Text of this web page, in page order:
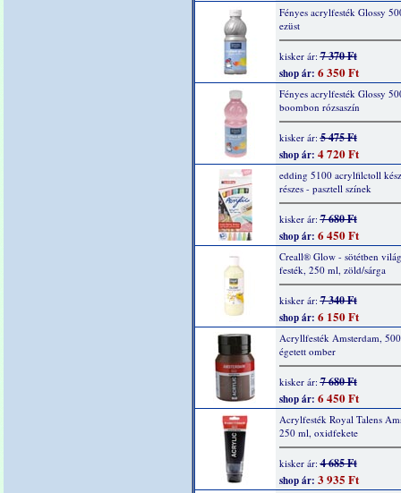
Fényes acrylfesték Glossy
ezüst
kisker ár:7 370 Ft
shop ár: 6 350 Ft
Fényes acrylfesték Glossy
boombon rózsaszín
kisker ár:5 475 Ft
shop ár: 4 720 Ft
edding 5100 acrylfilctoll
részes - pasztell színek
kisker ár:7 680 Ft
shop ár: 6 450 Ft
Creall® Glow - sötétben
festék, 250 ml, zöld/sárga
kisker ár:7 340 Ft
shop ár: 6 150 Ft
Acryllfesték Amsterdam,
égetett omber
kisker ár:7 680 Ft
shop ár: 6 450 Ft
Acrylfesték Royal Talens
250 ml, oxidfekete
kisker ár:4 685 Ft
shop ár: 3 935 Ft